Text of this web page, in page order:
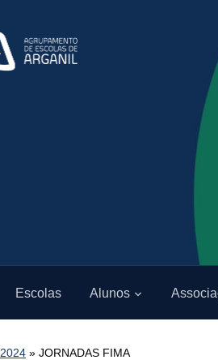
Escolas Alunos
2024 » JORNADAS FIMA